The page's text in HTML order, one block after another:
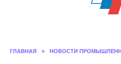
ГЛАВНАЯ » НОВОСТИ